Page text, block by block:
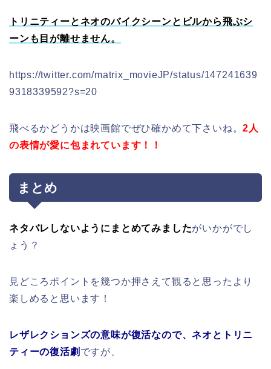
トリニティーとネオのバイクシーンとビルから飛ぶシ
ーンも目が離せません。
https://twitter.com/matrix_movieJP/status/147241639
9318339592?s=20
飛べるかどうかは映画館でぜひ確かめて下さいね。2人
の表情が愛に包まれています！！
まとめ
ネタバレしないようにまとめてみましたがいかがでし
ょう？
見どころポイントを幾つか押さえて観ると思ったより
楽しめると思います！
レザレクションズの意味が復活なので、ネオとトリニ
ティーの復活劇 ですが、